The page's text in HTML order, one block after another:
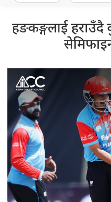
हङकङ्गलाई